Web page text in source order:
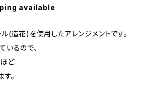
available
(造花)を使用したアレンジメントです。
いるので、
ど
。